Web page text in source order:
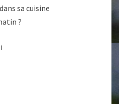
sa cuisine
?